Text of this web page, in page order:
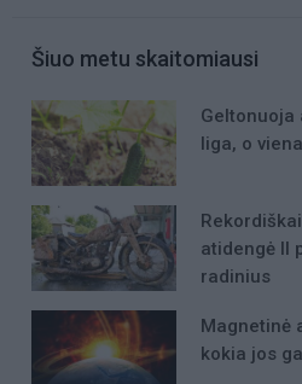
Šiuo metu skaitomiausi
Geltonuoja
liga, o
atidengė II
radinius
Magnetinė
kokia jos